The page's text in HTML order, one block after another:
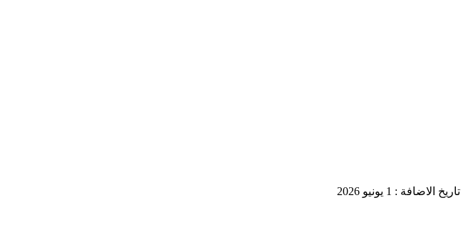
تاريخ الاضافة : 1 يونيو 2026